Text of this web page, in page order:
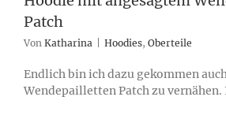
Patch
Von Katharina Hoodies, Oberteile
Endlich bin ich dazu gekommen
Wendepailletten Patch zu vernähen.